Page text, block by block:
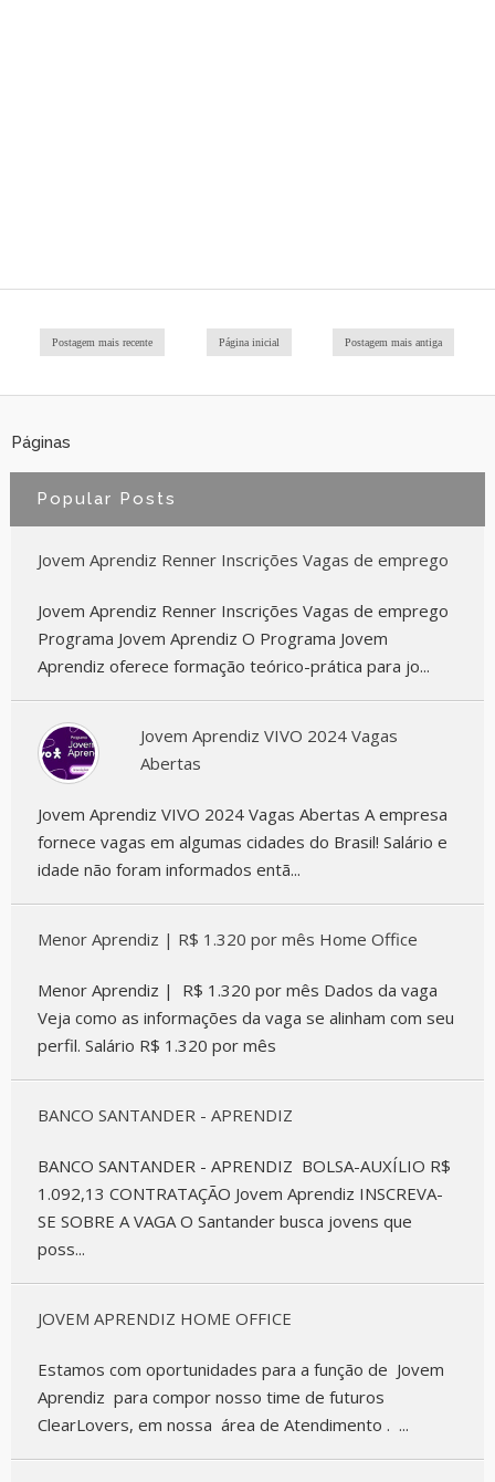
Postagem mais recente Postagem mais antiga
Página inicial
Páginas
Popular Posts
Jovem Aprendiz Renner Inscrições Vagas de emprego
Jovem Aprendiz Renner Inscrições Vagas de emprego
Programa Jovem Aprendiz O Programa Jovem
Aprendiz oferece formação teórico-prática para jo...
Jovem Aprendiz VIVO 2024 Vagas
Abertas
Jovem Aprendiz VIVO 2024 Vagas Abertas A empresa
fornece vagas em algumas cidades do Brasil! Salário e
idade não foram informados entã...
Menor Aprendiz | R$ 1.320 por mês Home Office
Menor Aprendiz | R$ 1.320 por mês Dados da vaga
Veja como as informações da vaga se alinham com seu
perfil. Salário R$ 1.320 por mês
BANCO SANTANDER - APRENDIZ
BANCO SANTANDER - APRENDIZ BOLSA-AUXÍLIO R$
1.092,13 CONTRATAÇÃO Jovem Aprendiz INSCREVA-
SE SOBRE A VAGA O Santander busca jovens que
poss...
JOVEM APRENDIZ HOME OFFICE
Estamos com oportunidades para a função de Jovem
Aprendiz para compor nosso time de futuros
ClearLovers, em nossa área de Atendimento . ...